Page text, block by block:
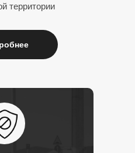
территории